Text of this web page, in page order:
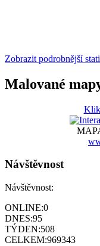
Zobrazit podrobnější
Malované
Návštěvnost
Návštěvnost:
ONLINE:0
DNES:95
TÝDEN:508
CELKEM:969343